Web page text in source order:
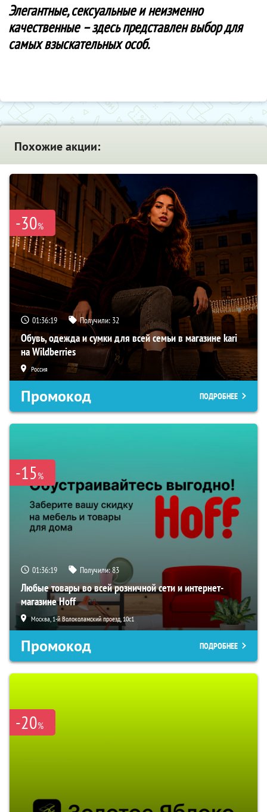
Элегантные, сексуальные и неизменно
качественные – здесь представлен выбор для
самых взыскательных особ.
Похожие акции:
-30%
01:36:18 Получили: 32
Обувь, одежда и сумки для всей семьи в магазине kari
на Wildberries
Россия
Промокод ПОДРОБНЕЕ
-15%
01:36:18 Получили:83
Любые товары во всей розничной сети и интернет-
магазине Hoff
Москва, 1-й Волоколамский проезд, 10с1
Промокод ПОДРОБНЕЕ
-20%